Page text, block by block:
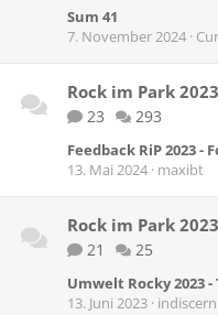
Sum 41
7. November 2024
Rock im Park
23 293
Feedback RiP 2023 -
13. Mai 2024 maxibt
Rock im Park
21 25
Umwelt Rocky 2023
13. Juni 2023